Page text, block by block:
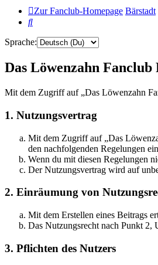
Zur Fanclub-Homepage Bärstadt
Suche
Sprache:
Das Löwenzahn
Mit dem Zugriff auf „Das Löwenzahn
1. Nutzungsvertrag
Mit dem Zugriff auf „Das
den nachfolgenden Regelungen
Wenn du mit diesen Regelungen
Der Nutzungsvertrag wird auf
2. Einräumung von
Mit dem Erstellen eines Beitrags
Das Nutzungsrecht nach Punkt 2,
3. Pflichten des Nutzers